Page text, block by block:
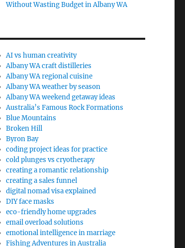
Without Wasting Budget in Albany WA
AI vs human creativity
Albany WA craft distilleries
Albany WA regional cuisine
Albany WA weather by season
Albany WA weekend getaway ideas
Australia’s Famous Rock Formations
Blue Mountains
Broken Hill
Byron Bay
coding project ideas for practice
cold plunges vs cryotherapy
creating a romantic relationship
creating a sales funnel
digital nomad visa explained
DIY face masks
eco-friendly home upgrades
email overload solutions
emotional intelligence in marriage
Fishing Adventures in Australia